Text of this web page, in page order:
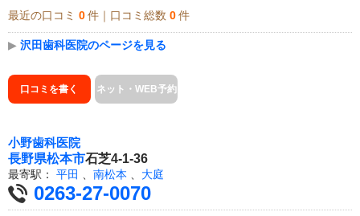
最近の口コミ 0 件｜口コミ総数 0 件
▶ 沢田歯科医院のページを見る
口コミを書く ネット・WEB予約
小野歯科医院
長野県松本市石芝4-1-36
最寄駅： 平田 南松本 大庭
0263-27-0070